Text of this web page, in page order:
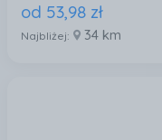
od 53,98 zł
Najbliżej: 34 km